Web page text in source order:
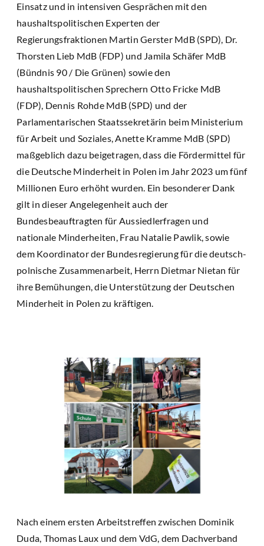
Einsatz und in intensiven Gesprächen mit den
haushaltspolitischen Experten der
Regierungsfraktionen Martin Gerster MdB (SPD), Dr.
Thorsten Lieb MdB (FDP) und Jamila Schäfer MdB
(Bündnis 90 / Die Grünen) sowie den
haushaltspolitischen Sprechern Otto Fricke MdB
(FDP), Dennis Rohde MdB (SPD) und der
Parlamentarischen Staatssekretärin beim Ministerium
für Arbeit und Soziales, Anette Kramme MdB (SPD)
maßgeblich dazu beigetragen, dass die Fördermittel für
die Deutsche Minderheit in Polen im Jahr 2023 um fünf
Millionen Euro erhöht wurden. Ein besonderer Dank
gilt in dieser Angelegenheit auch der
Bundesbeauftragten für Aussiedlerfragen und
nationale Minderheiten, Frau Natalie Pawlik, sowie
dem Koordinator der Bundesregierung für die deutsch-
polnische Zusammenarbeit, Herrn Dietmar Nietan für
ihre Bemühungen, die Unterstützung der Deutschen
Minderheit in Polen zu kräftigen.
Nach einem ersten Arbeitstreffen zwischen Dominik
Duda, Thomas Laux und dem VdG, dem Dachverband